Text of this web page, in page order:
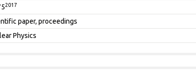
2017
paper, proceedings
Physics